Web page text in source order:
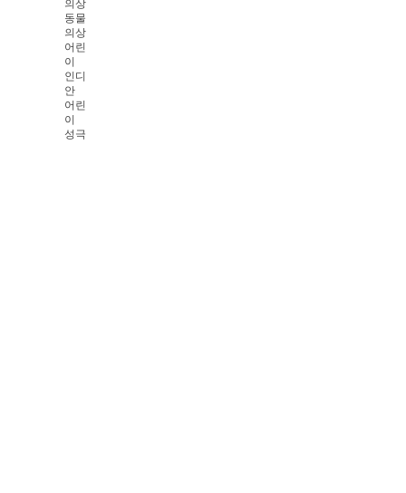
의상
동물
의상
어린
이
인디
안
어린
이
성극